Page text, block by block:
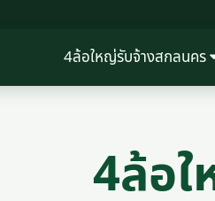
4ล้อใหญ่รับจ้างสกลนคร
4ล้อ